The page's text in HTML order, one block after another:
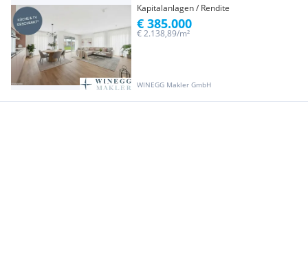
Kapitalanlagen / Rendite
WINEGG Makler GmbH
€ 2.138,89/m²
€ 385.000